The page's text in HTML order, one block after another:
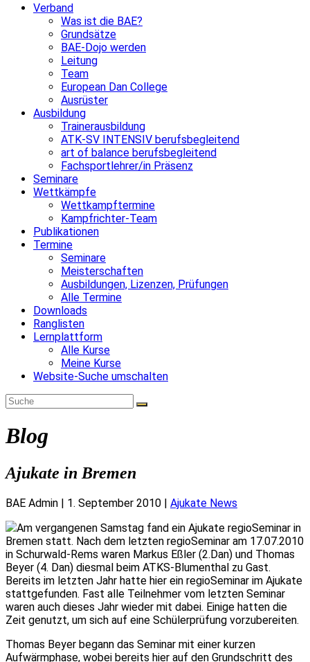
Verband
Was ist die BAE?
Grundsätze
BAE-Dojo werden
Leitung
Team
European Dan College
Ausrüster
Ausbildung
Trainerausbildung
ATK-SV INTENSIV berufsbegleitend
art of balance berufsbegleitend
Fachsportlehrer/in Präsenz
Seminare
Wettkämpfe
Wettkampftermine
Kampfrichter-Team
Publikationen
Termine
Seminare
Meisterschaften
Ausbildungen, Lizenzen, Prüfungen
Alle Termine
Downloads
Ranglisten
Lernplattform
Alle Kurse
Meine Kurse
Website-Suche umschalten
Blog
Ajukate in Bremen
BAE Admin | 1. September 2010 | Ajukate News
Am vergangenen Samstag fand ein Ajukate regioSeminar in
Bremen statt. Nach dem letzten regioSeminar am 17.07.2010
in Schurwald-Rems waren Markus Eßler (2.Dan) und Thomas
Beyer (4. Dan) diesmal beim ATKS-Blumenthal zu Gast.
Bereits im letzten Jahr hatte hier ein regioSeminar im Ajukate
stattgefunden. Fast alle Teilnehmer vom letzten Seminar
waren auch dieses Jahr wieder mit dabei. Einige hatten die
Zeit genutzt, um sich auf eine Schülerprüfung vorzubereiten.
Thomas Beyer begann das Seminar mit einer kurzen
Aufwärmphase, wobei bereits hier auf den Grundschritt des